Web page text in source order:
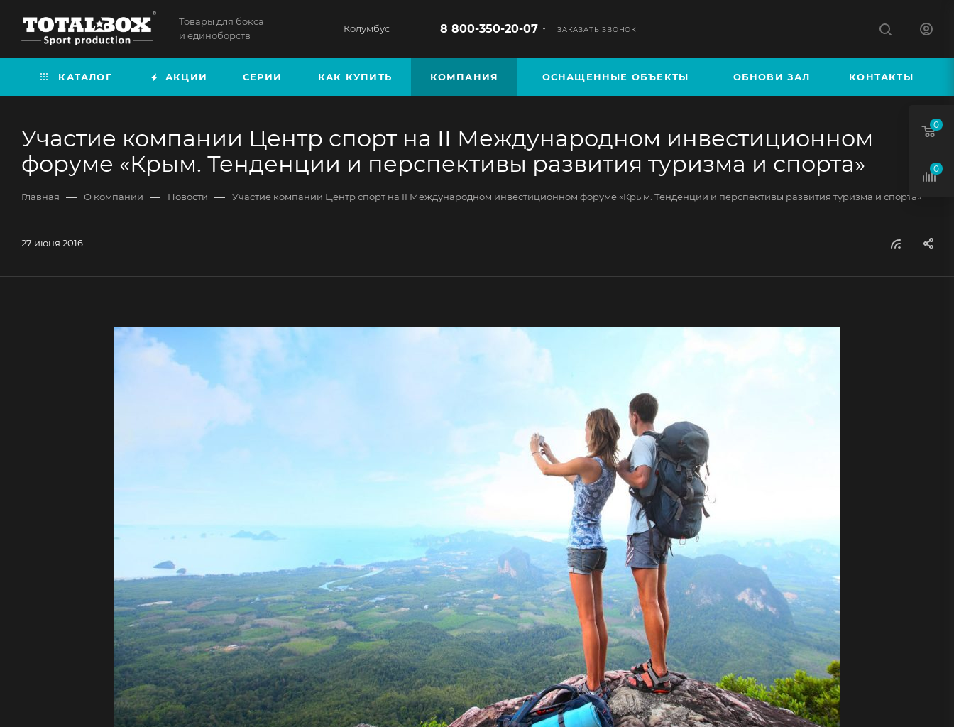
Товары для бокса
и единоборств
Колумбус 8 800-350-20-07 ЗАКАЗАТЬ ЗВОНОК
КАТАЛОГ АКЦИИ СЕРИИ КАК КУПИТЬ КОМПАНИЯ ОСНАЩЕННЫЕ ОБЪЕКТЫ ОБНОВИ ЗАЛ КОНТАКТЫ
Участие компании Центр спорт на II Международном инвестиционном
форуме «Крым. Тенденции и перспективы развития туризма и спорта»
Главная — О компании — Новости — Участие компании Центр спорт на II Международном инвестиционном форуме «Крым. Тенденции и перспективы развития туризма и спорта»
27 июня 2016
0
0